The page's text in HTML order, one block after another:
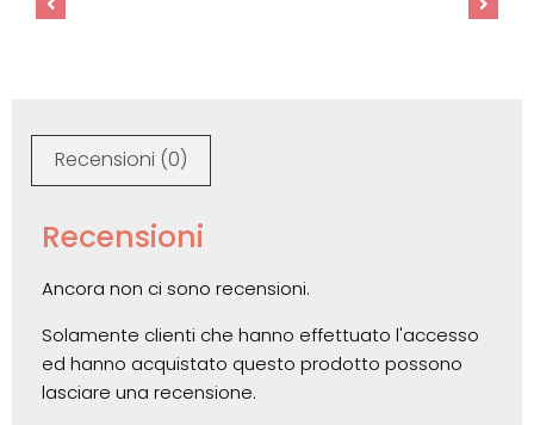
Recensioni (0)
Recensioni
Ancora non ci sono recensioni.
Solamente clienti che hanno effettuato l'accesso
ed hanno acquistato questo prodotto possono
lasciare una recensione.